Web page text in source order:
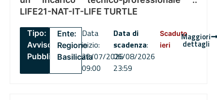
LIFE21-NAT-IT-LIFE TURTLE
Tipo:
Avviso
Pubblico
Ente:
Regione
Basilicata
Data
inizio:
22/07/2026
09:00
Data di
scadenza:
06/08/2026
23:59
Scaduto
ieri
Maggiori
dettagli